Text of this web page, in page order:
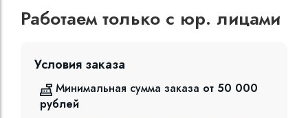
Работаем только с юр. лицами
Условия заказа
Минимальная сумма заказа от 50 000
рублей